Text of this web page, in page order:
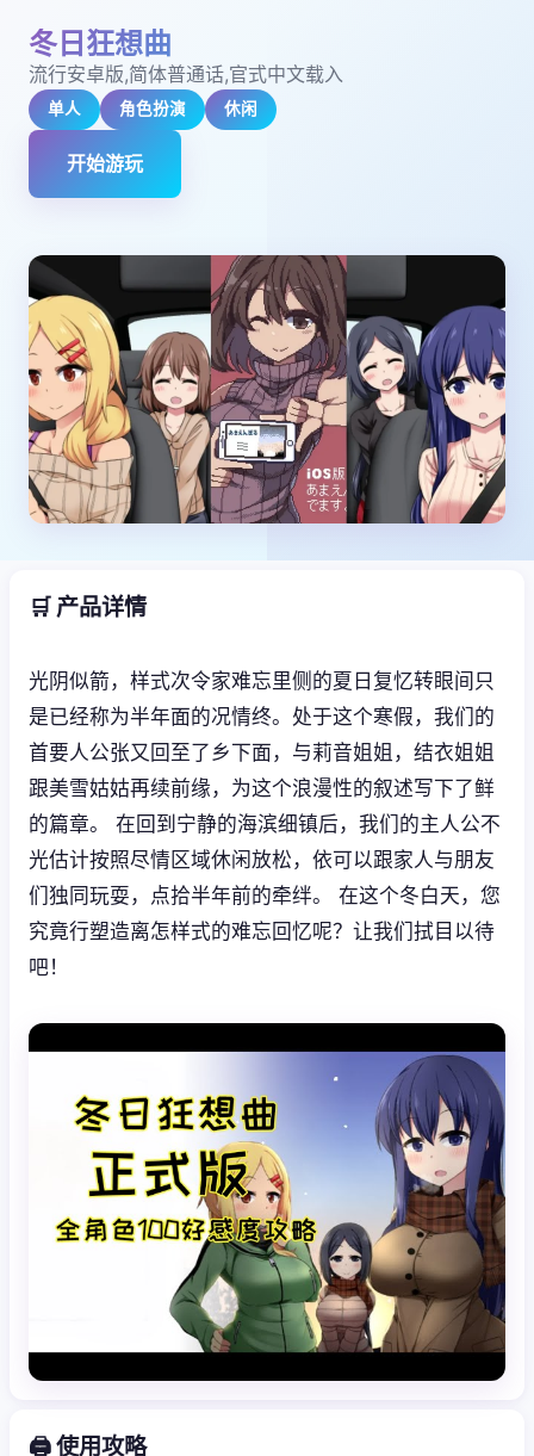
冬日狂想曲
流行安卓版,简体普通话,官式中文载入
单人 角色扮演 休闲
开始游玩
🛒 产品详情
光阴似箭，样式次令家难忘里侧的夏日复忆转眼间只
是已经称为半年面的况情终。处于这个寒假，我们的
首要人公张又回至了乡下面，与莉音姐姐，结衣姐姐
跟美雪姑姑再续前缘，为这个浪漫性的叙述写下了鲜
的篇章。 在回到宁静的海滨细镇后，我们的主人公不
光估计按照尽情区域休闲放松，依可以跟家人与朋友
们独同玩耍，点拾半年前的牵绊。 在这个冬白天，您
究竟行塑造离怎样式的难忘回忆呢？让我们拭目以待
吧！
🖨️ 使用攻略